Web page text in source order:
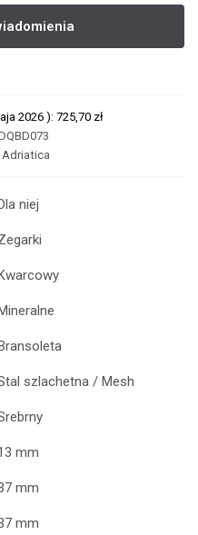
2026 ): 725,70 zł
Adriatica
Dla niej
Kwarcowy
Mineralne
Bransoleta
szlachetna / Mesh
mm
mm
mm